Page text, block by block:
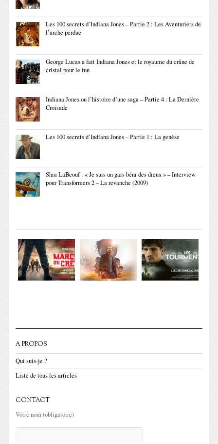
Les 100 secrets d’Indiana Jones – Partie 2 : Les Aventuriers de
l’arche perdue
George Lucas a fait Indiana Jones et le royaume du crâne de
cristal pour le fun
Indiana Jones ou l’histoire d’une saga – Partie 4 : La Dernière
Croisade
Les 100 secrets d’Indiana Jones – Partie 1 : La genèse
Shia LaBeouf : « Je suis un gars béni des dieux » – Interview
pour Transformers 2 – La revanche (2009)
A PROPOS
Qui suis-je ?
Liste de tous les articles
CONTACT
Votre nom (obligatoire)